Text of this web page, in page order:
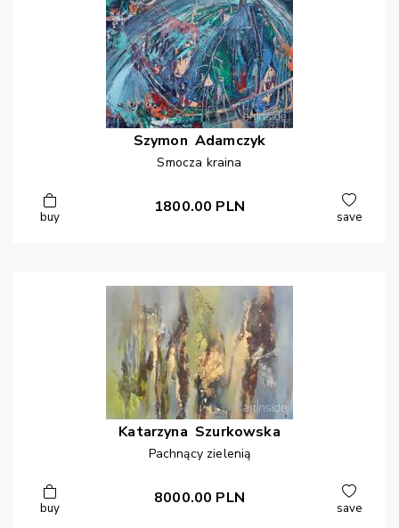
Szymon Adamczyk
Smocza kraina
buy
1800.00 PLN
save
Katarzyna Szurkowska
Pachnący zielenią
buy
8000.00 PLN
save